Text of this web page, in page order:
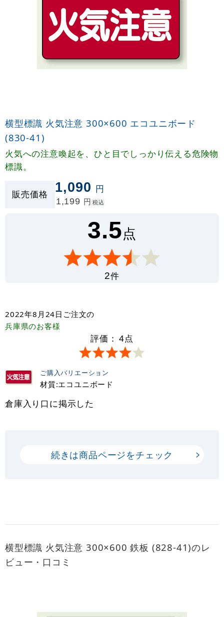
横型標識 火気注意 300×600 エコユニボード
(830-41)
火気への注意喚起を、ひと目でしっかり伝える危険物
標識。
販売価格 1,090 円
1,199 円 税込
3.5点
2件
2022年8月24日 ご注文の
兵庫県のお客様
評価： 4点
ご購入バリエーション
材質:エコユニボード
倉庫入り口に掲示した
続きは商品ページをチェック
横型標識 火気注意 300×600 鉄板 (828-41)のレ
ビュー・口コミ